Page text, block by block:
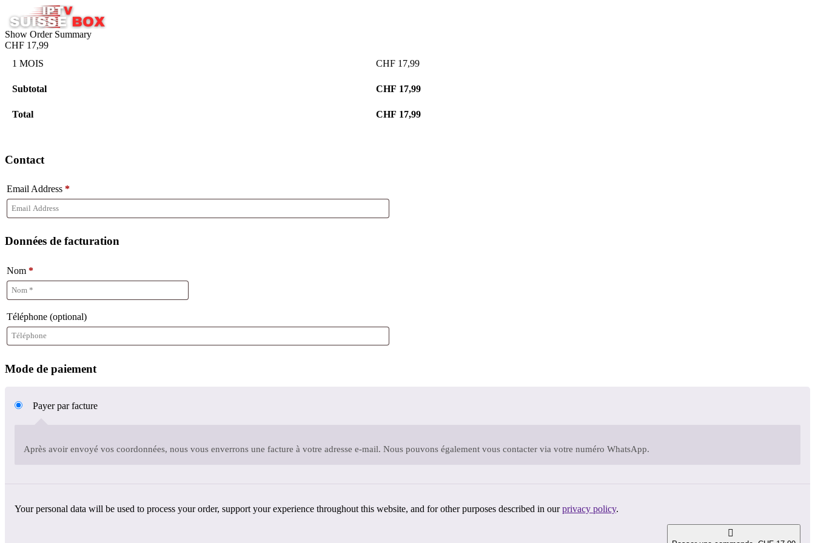
Show Order Summary
CHF 17,99
1 MOIS
CHF 17,99
Subtotal CHF 17,99
Total CHF 17,99
Contact
Email Address *
Données de facturation
Nom *
Téléphone (optional)
Mode de paiement
Payer par facture
Après avoir envoyé vos coordonnées, nous vous enverrons une facture à votre adresse e-mail. Nous pouvons également vous contacter via votre numéro WhatsApp.
Your personal data will be used to process your order, support your experience throughout this website, and for other purposes described in ourprivacy policy.